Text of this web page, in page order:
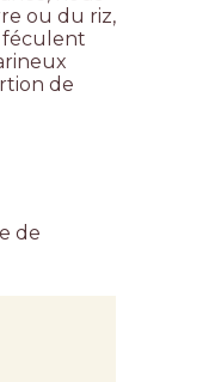
ou du riz,
féculent
de
de